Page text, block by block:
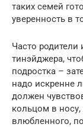
таких семей
уверенность в
Часто родители
тинэйджера,
подростка –
надо искренне
должен
кольцом в
влюбленного,